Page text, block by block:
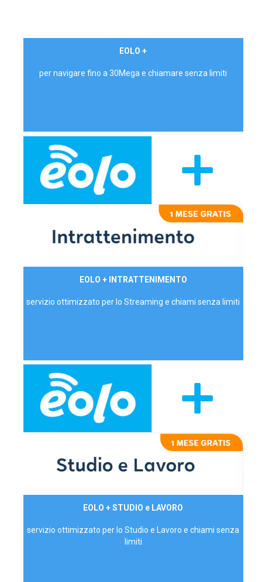
EOLO +
per navigare fino a 30Mega e chiamare senza limiti
EOLO + INTRATTENIMENTO
servizio ottimizzato per lo Streaming e chiami senza limiti
EOLO + STUDIO e LAVORO
servizio ottimizzato per lo Studio e Lavoro e chiami senza
limiti